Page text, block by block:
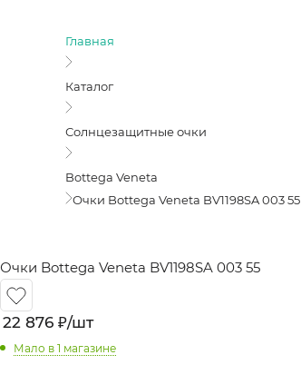
Главная
Каталог
Солнцезащитные очки
Bottega Veneta
Очки Bottega Veneta BV1198SA 003 55
Очки Bottega Veneta BV1198SA 003 55
22 876 ₽/шт
Мало в 1 магазине